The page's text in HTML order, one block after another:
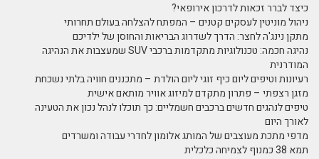
כיצד לברר זכאות לדרכון אירופאי?
ניהול מוניטין לעסקים קטנים – המפתח להצלחה בעולם תחרותי
מתקן נינג'ה לחצר: הדרך לשדרוג הבריאות והחוסן של ילדיכם
נהיגה חכמה: טכנולוגיות מתקדמות ברכבי SUV שמעצבות את הנהיגה
המודרנית
רעיונות וטיפים ליום כיף זוגי ליום הולדת – מתכננים חוויה בלתי נשכחת
מזגן רצפתי – פתרון מתקדם למיזוג אוויר מותאם אישית
טיפים לנהגים חדשים ברכבים חשמליים: כך תוכלו לנהל נכון את הטעינה
לאורך היום
מדפי מתכת מעוצבים של המותג אלומון לחדרי עבודה ומשרדים
תמא 38 כמנוף לצמיחה כלכלית